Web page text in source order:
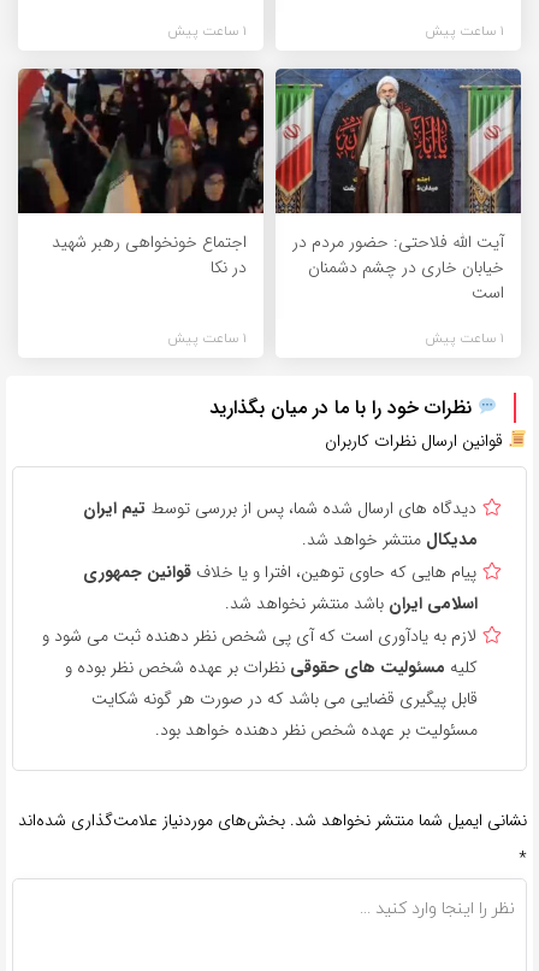
1 ساعت پیش 1 ساعت پیش
آیت الله فلاحتی: حضور مردم در
خیابان خاری در چشم دشمنان
است
1 ساعت پیش
اجتماع خونخواهی رهبر شهید
در نکا
1 ساعت پیش
نظرات خود را با ما در میان بگذارید
قوانین ارسال نظرات کاربران
دیدگاه های ارسال شده شما، پس از بررسی توسط تیم ایران
مدیکال منتشر خواهد شد.
پیام هایی که حاوی توهین، افترا و یا خلاف قوانین جمهوری
اسلامی ایران باشد منتشر نخواهد شد.
لازم به یادآوری است که آی پی شخص نظر دهنده ثبت می شود و
کلیه مسئولیت های حقوقی نظرات بر عهده شخص نظر بوده و
قابل پیگیری قضایی می باشد که در صورت هر گونه شکایت
مسئولیت بر عهده شخص نظر دهنده خواهد بود.
نشانی ایمیل شما منتشر نخواهد شد. بخش‌های موردنیاز علامت‌گذاری شده‌اند
*